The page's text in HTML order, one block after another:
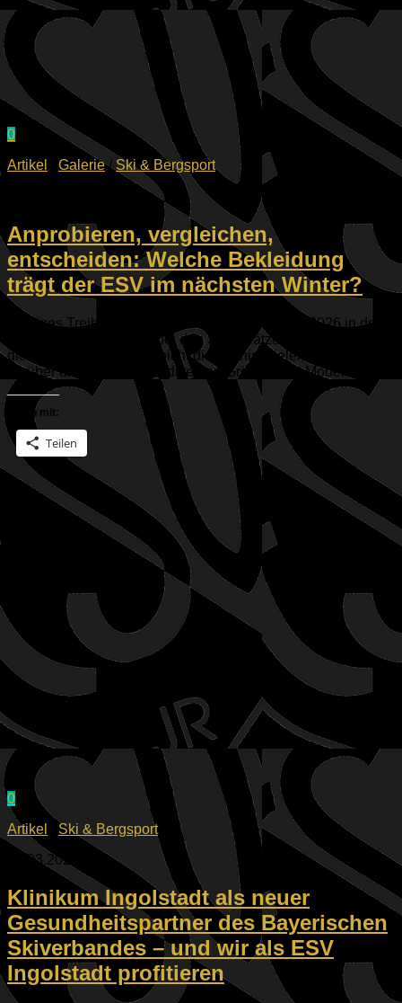
0
Artikel
Galerie/ Ski & Bergsport
Anprobieren, vergleichen,
entscheiden: Welche Bekleidung
trägt der ESV im nächsten Winter?
Emsiges Treiben herrschte am Dienstag, 10.03.2026 in den
ESV Umkleidekabinen bei den Sandplätzen. Aber es waren
die ESV Wintersportler, nicht die Tennisspieler, die sich hier
für über drei Stunden mit diversen Größen und Modellen...
Teilen mit:
Teilen
0
Artikel
Ski & Bergsport
01.03.2026
Klinikum Ingolstadt als neuer
Gesundheitspartner des Bayerischen
Skiverbandes – und wir als ESV
Ingolstadt profitieren